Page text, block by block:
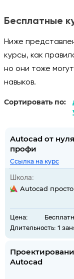
Бесплатные
Ниже
курсы, как
но они тоже
навыков.
Сортировать по:
Autocad от
профи
Ссылка на курс
Школа:
Autocad просто
Цена:
Длительность: 1
Autocad